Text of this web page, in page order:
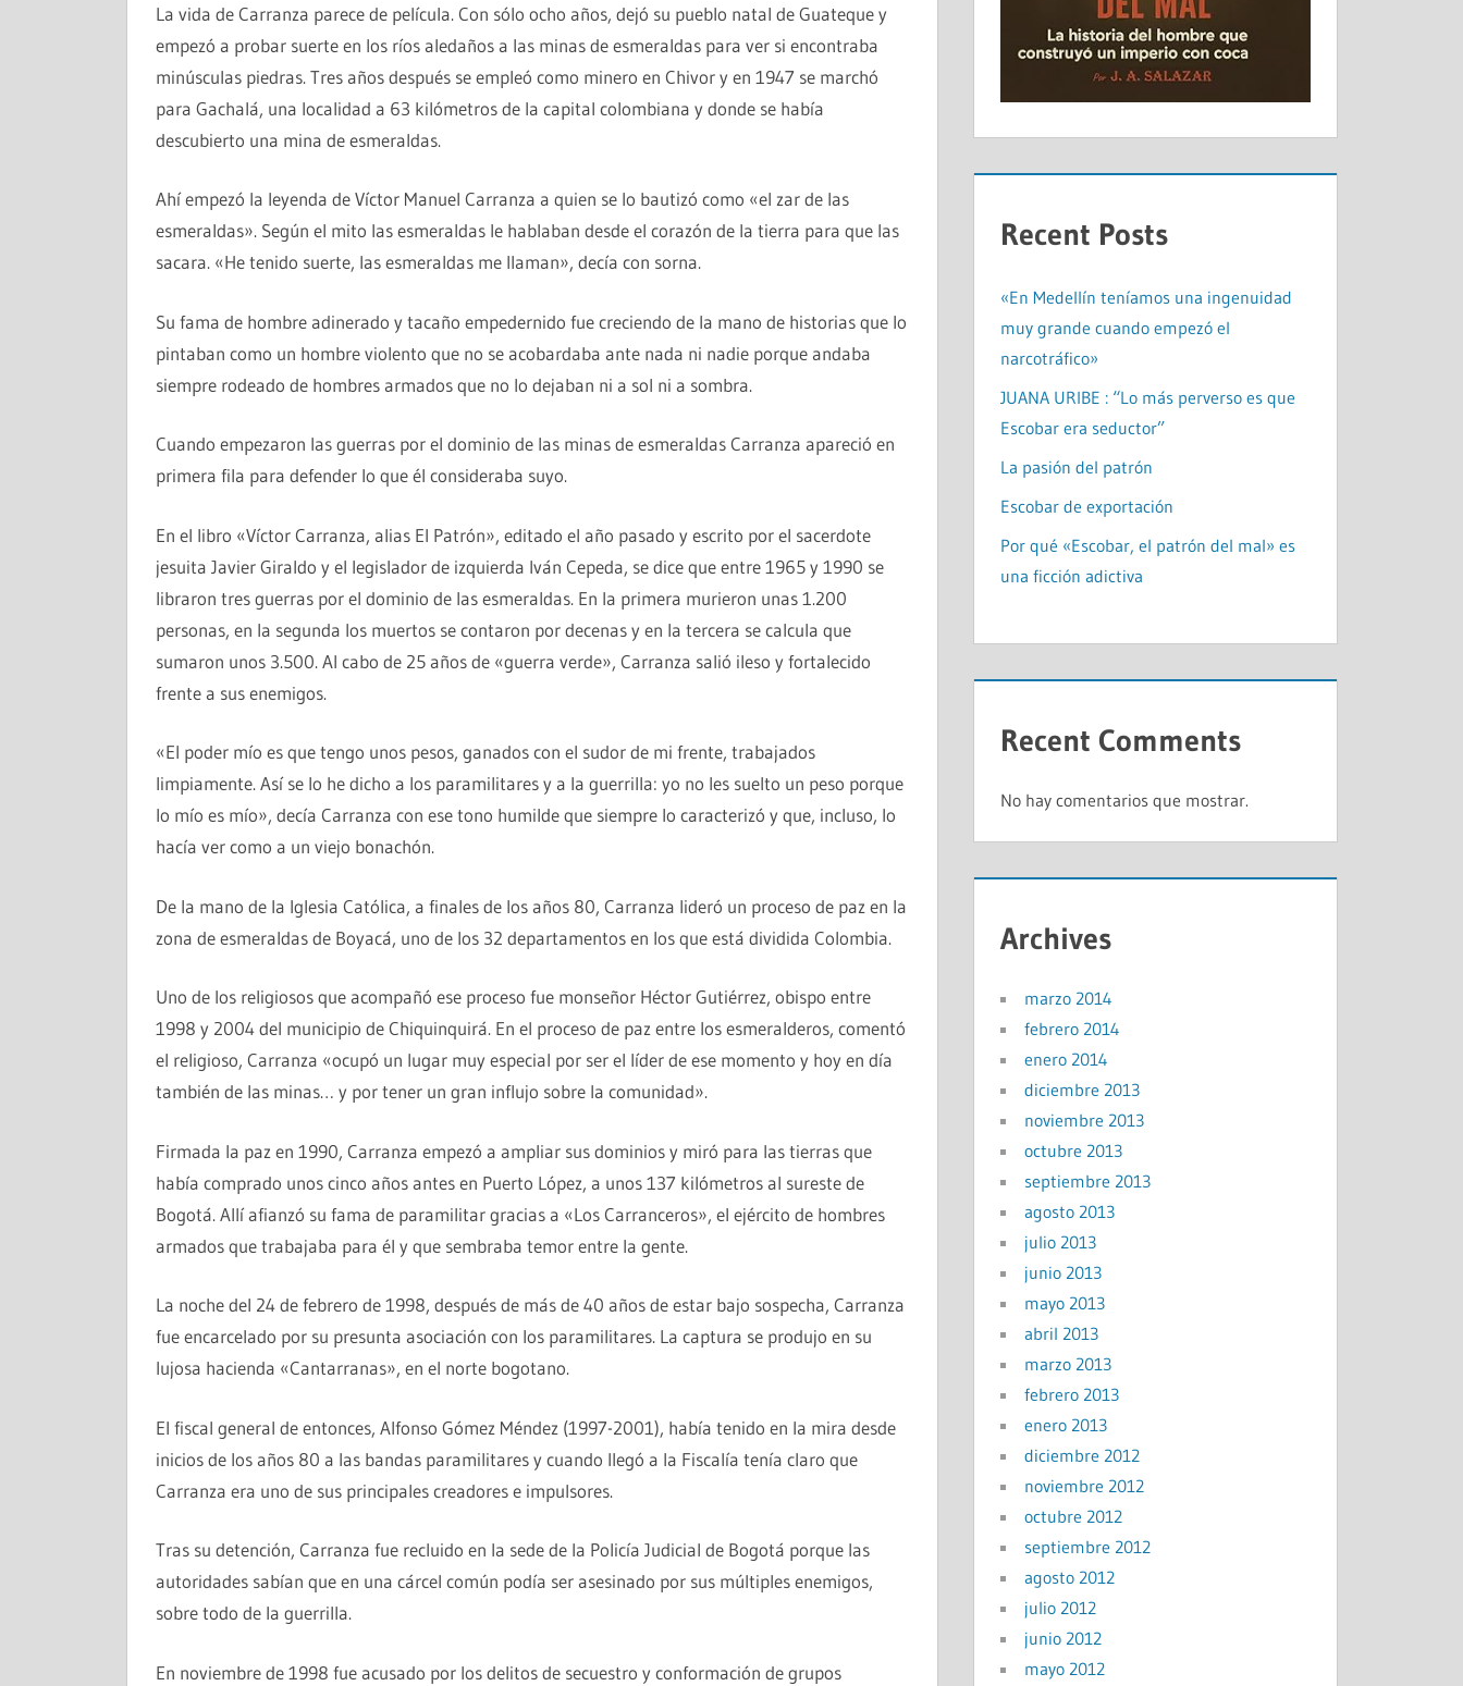
La vida de Carranza parece de película. Con sólo ocho años, dejó su pueblo natal de Guateque y
empezó a probar suerte en los ríos aledaños a las minas de esmeraldas para ver si encontraba
minúsculas piedras. Tres años después se empleó como minero en Chivor y en 1947 se marchó
para Gachalá, una localidad a 63 kilómetros de la capital colombiana y donde se había
descubierto una mina de esmeraldas.
Ahí empezó la leyenda de Víctor Manuel Carranza a quien se lo bautizó como «el zar de las
esmeraldas». Según el mito las esmeraldas le hablaban desde el corazón de la tierra para que las
sacara. «He tenido suerte, las esmeraldas me llaman», decía con sorna.
Su fama de hombre adinerado y tacaño empedernido fue creciendo de la mano de historias que lo
pintaban como un hombre violento que no se acobardaba ante nada ni nadie porque andaba
siempre rodeado de hombres armados que no lo dejaban ni a sol ni a sombra.
Cuando empezaron las guerras por el dominio de las minas de esmeraldas Carranza apareció en
primera fila para defender lo que él consideraba suyo.
En el libro «Víctor Carranza, alias El Patrón», editado el año pasado y escrito por el sacerdote
jesuita Javier Giraldo y el legislador de izquierda Iván Cepeda, se dice que entre 1965 y 1990 se
libraron tres guerras por el dominio de las esmeraldas. En la primera murieron unas 1.200
personas, en la segunda los muertos se contaron por decenas y en la tercera se calcula que
sumaron unos 3.500. Al cabo de 25 años de «guerra verde», Carranza salió ileso y fortalecido
frente a sus enemigos.
«El poder mío es que tengo unos pesos, ganados con el sudor de mi frente, trabajados
limpiamente. Así se lo he dicho a los paramilitares y a la guerrilla: yo no les suelto un peso porque
lo mío es mío», decía Carranza con ese tono humilde que siempre lo caracterizó y que, incluso, lo
hacía ver como a un viejo bonachón.
De la mano de la Iglesia Católica, a finales de los años 80, Carranza lideró un proceso de paz en la
zona de esmeraldas de Boyacá, uno de los 32 departamentos en los que está dividida Colombia.
Uno de los religiosos que acompañó ese proceso fue monseñor Héctor Gutiérrez, obispo entre
1998 y 2004 del municipio de Chiquinquirá. En el proceso de paz entre los esmeralderos, comentó
el religioso, Carranza «ocupó un lugar muy especial por ser el líder de ese momento y hoy en día
también de las minas… y por tener un gran influjo sobre la comunidad».
Firmada la paz en 1990, Carranza empezó a ampliar sus dominios y miró para las tierras que
había comprado unos cinco años antes en Puerto López, a unos 137 kilómetros al sureste de
Bogotá. Allí afianzó su fama de paramilitar gracias a «Los Carranceros», el ejército de hombres
armados que trabajaba para él y que sembraba temor entre la gente.
La noche del 24 de febrero de 1998, después de más de 40 años de estar bajo sospecha, Carranza
fue encarcelado por su presunta asociación con los paramilitares. La captura se produjo en su
lujosa hacienda «Cantarranas», en el norte bogotano.
El fiscal general de entonces, Alfonso Gómez Méndez (1997-2001), había tenido en la mira desde
inicios de los años 80 a las bandas paramilitares y cuando llegó a la Fiscalía tenía claro que
Carranza era uno de sus principales creadores e impulsores.
Tras su detención, Carranza fue recluido en la sede de la Policía Judicial de Bogotá porque las
autoridades sabían que en una cárcel común podía ser asesinado por sus múltiples enemigos,
sobre todo de la guerrilla.
En noviembre de 1998 fue acusado por los delitos de secuestro y conformación de grupos
Recent Posts
«En Medellín teníamos una ingenuidad
muy grande cuando empezó el
narcotráfico»
JUANA URIBE : “Lo más perverso es que
Escobar era seductor”
La pasión del patrón
Escobar de exportación
Por qué «Escobar, el patrón del mal» es
una ficción adictiva
Recent Comments
No hay comentarios que mostrar.
Archives
marzo 2014
febrero 2014
enero 2014
diciembre 2013
noviembre 2013
octubre 2013
septiembre 2013
agosto 2013
julio 2013
junio 2013
mayo 2013
abril 2013
marzo 2013
febrero 2013
enero 2013
diciembre 2012
noviembre 2012
octubre 2012
septiembre 2012
agosto 2012
julio 2012
junio 2012
mayo 2012